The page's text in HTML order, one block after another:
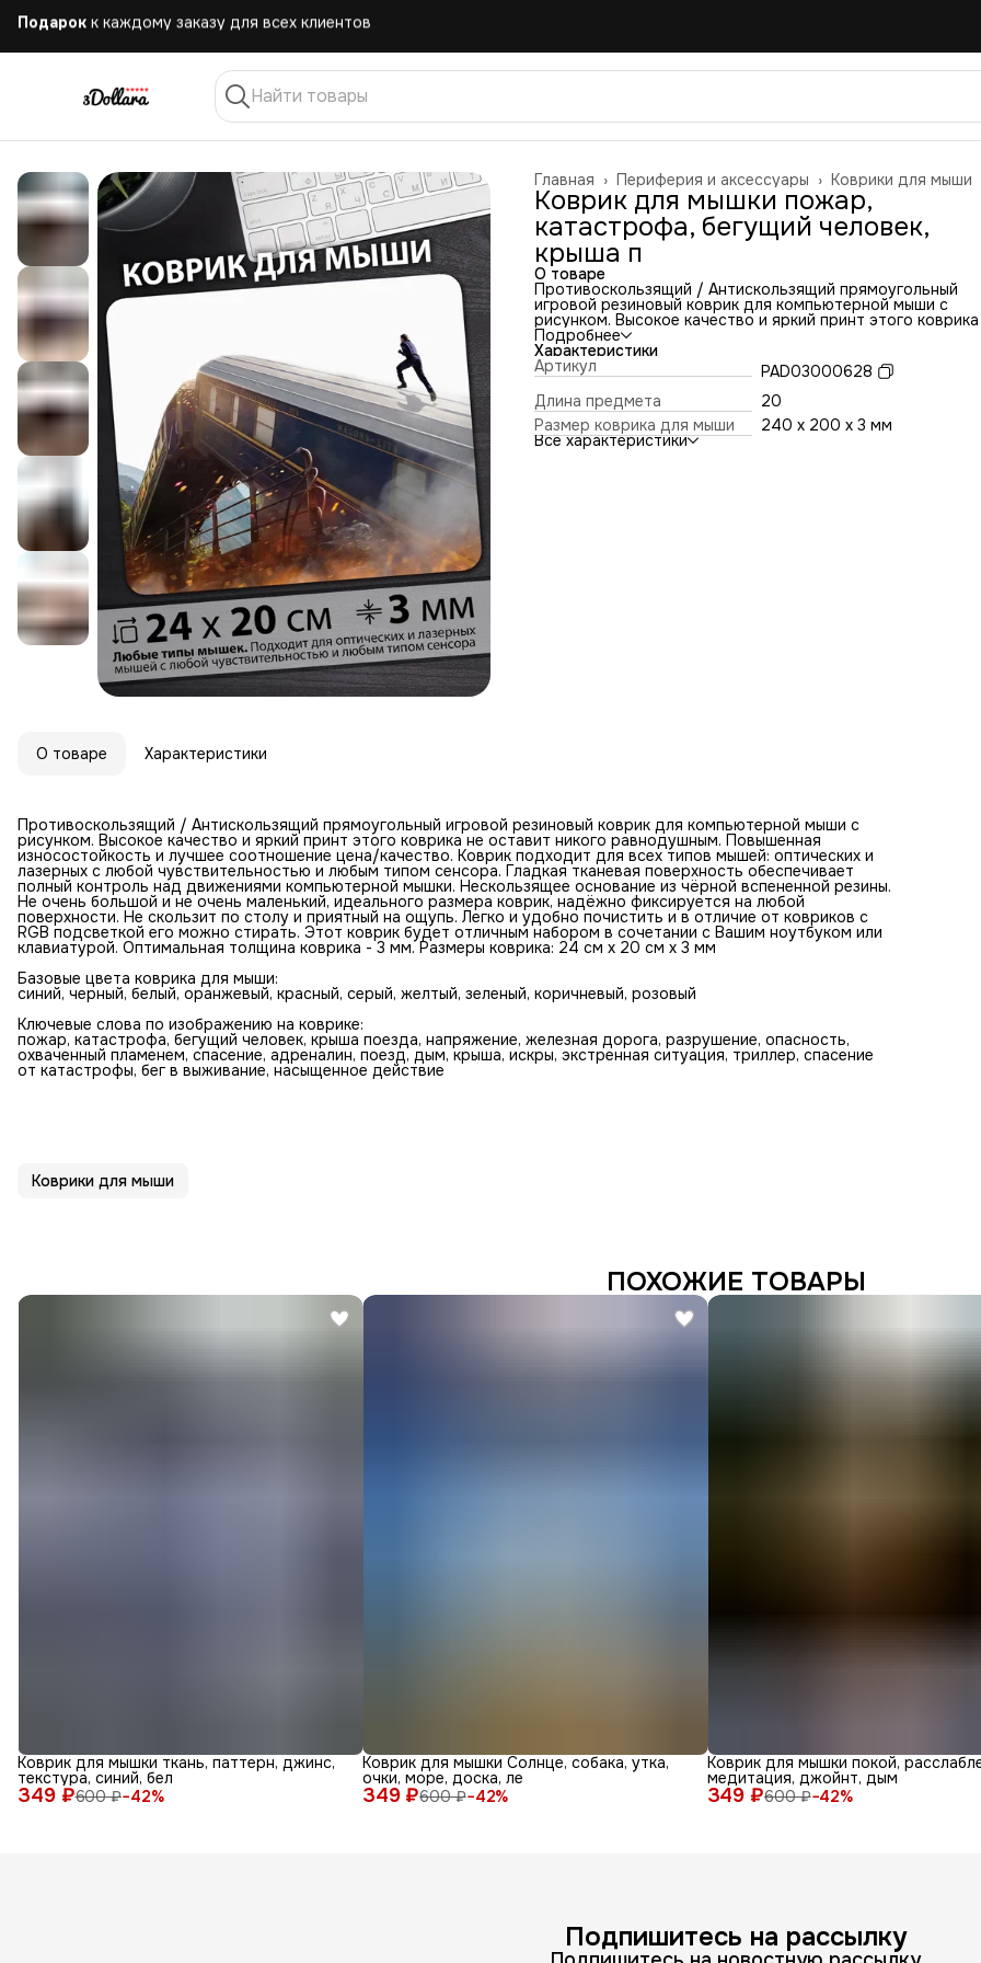
Бесплатная доставка при заказе от 10.000 руб.
Коврики для мыши
Периферия и аксессуары ›
Главная ›
Коврик для мышки пожар,
катастрофа, бегущий человек,
крыша п
О товаре
Противоскользящий / Антискользящий прямоугольный
игровой резиновый коврик для компьютерной мыши с
рисунком. Высокое качество и яркий принт этого коврика
оставит никого равнодушным. Повышенная
и лучшее соотношение цена/качество. Коврик подходит
всех типов мышей: оптических и лазерных с любой
чувствительностью и любым типом сенсора. Гладкая
тканевая поверхность обеспечивает полный контроль над
движениями компьютерной мышки. Нескользящее
из чёрной вспененной резины. Не очень большой и не
маленький, идеального размера коврик, надёжно
Подробнее
Характеристики
Артикул
PAD03000628
Длина предмета
20
Размер коврика для мыши
240 x 200 x 3 мм
Все характеристики
О товаре Характеристики
Противоскользящий / Антискользящий прямоугольный игровой резиновый коврик для компьютерной мыши с
рисунком. Высокое качество и яркий принт этого коврика не оставит никого равнодушным. Повышенная
износостойкость и лучшее соотношение цена/качество. Коврик подходит для всех типов мышей: оптических и
лазерных с любой чувствительностью и любым типом сенсора. Гладкая тканевая поверхность обеспечивает
полный контроль над движениями компьютерной мышки. Нескользящее основание из чёрной вспененной резины.
Не очень большой и не очень маленький, идеального размера коврик, надёжно фиксируется на любой
поверхности. Не скользит по столу и приятный на ощупь. Легко и удобно почистить и в отличие от ковриков с
RGB подсветкой его можно стирать. Этот коврик будет отличным набором в сочетании с Вашим ноутбуком или
клавиатурой. Оптимальная толщина коврика - 3 мм. Размеры коврика: 24 см x 20 см x 3 мм
Базовые цвета коврика для мыши:
синий, черный, белый, оранжевый, красный, серый, желтый, зеленый, коричневый, розовый
Ключевые слова по изображению на коврике:
пожар, катастрофа, бегущий человек, крыша поезда, напряжение, железная дорога, разрушение, опасность,
охваченный пламенем, спасение, адреналин, поезд, дым, крыша, искры, экстренная ситуация, триллер, спасение
от катастрофы, бег в выживание, насыщенное действие
Коврики для мыши
ПОХОЖИЕ ТОВАРЫ
349 ₽600 ₽−42%
Коврик для мышки ткань, паттерн, джинс,
текстура, синий, бел
349 ₽600 ₽−42%
Коврик для мышки Солнце, собака, утка,
очки, море, доска, ле
349 ₽600 ₽−42%
Коврик для мышки покой,
медитация, джойнт, дым
Подпишитесь на рассылку